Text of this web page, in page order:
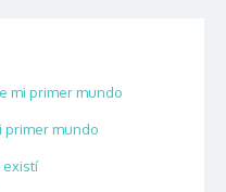
mi primer mundo
primer mundo
existí